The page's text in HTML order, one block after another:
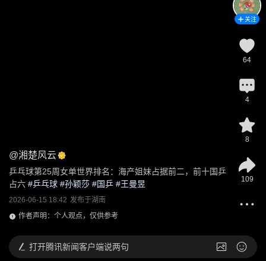
@湘楚风云
乒乓球第25周女单世界排名：海产姐妹占据前二，前十国乒
占六 #乒乓球 #孙颖莎 #国乒 #王曼昱
2026-06-15 18:42 发布于湖南
作者声明：个人观点，仅供参考
关注
64
4
8
109
打开腾讯新闻客户端说两句